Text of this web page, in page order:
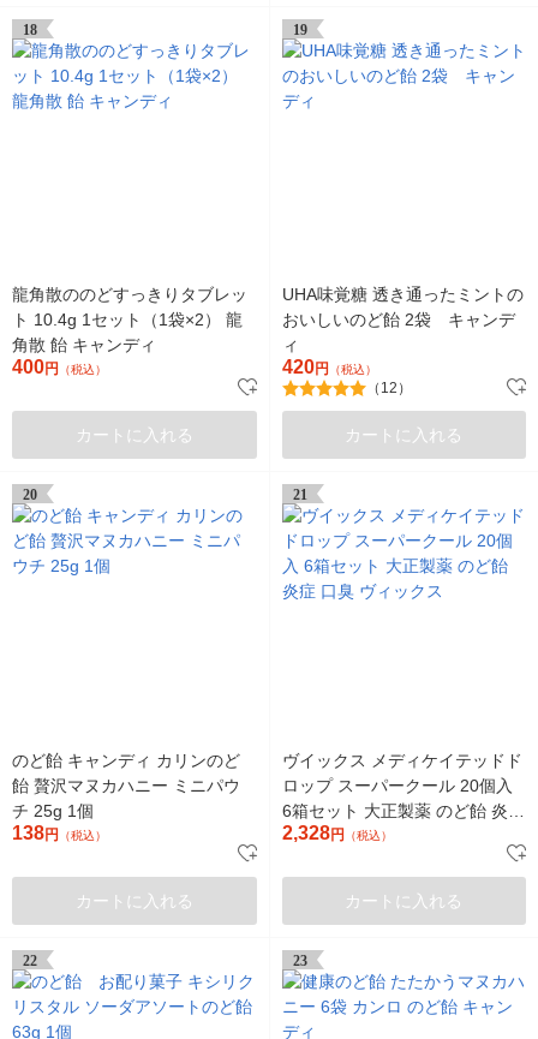
18
龍角散ののどすっきりタブレッ
ト 10.4g 1セット（1袋×2） 龍
角散 飴 キャンディ
400円 （税込）
カートに入れる
19
UHA味覚糖 透き通ったミントの
おいしいのど飴 2袋 キャンデ
ィ
420円 （税込）
（12）
カートに入れる
20
のど飴 キャンディ カリンのど
飴 贅沢マヌカハニー ミニパウ
チ 25g 1個
138円 （税込）
カートに入れる
21
ヴイックス メディケイテッドド
ロップ スーパークール 20個入
6箱セット 大正製薬 のど飴 炎症
口臭 ヴィックス
2,328円 （税込）
カートに入れる
22 23